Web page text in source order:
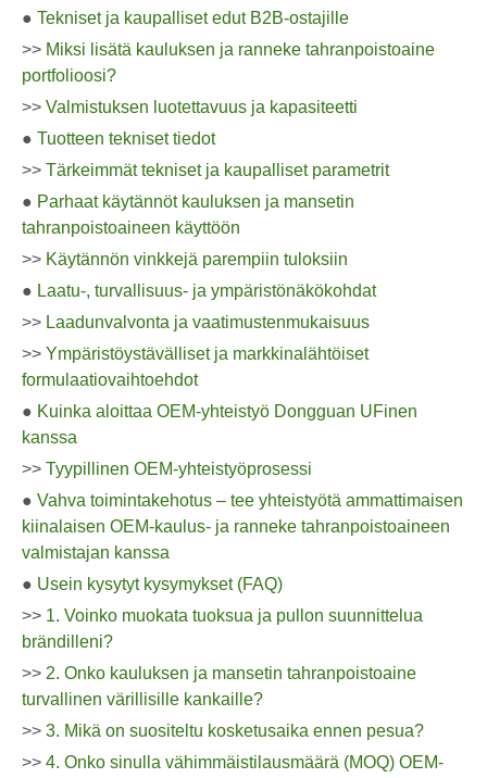
● Tekniset ja kaupalliset edut B2B-ostajille
>> Miksi lisätä kauluksen ja ranneke tahranpoistoaine
portfolioosi?
>> Valmistuksen luotettavuus ja kapasiteetti
● Tuotteen tekniset tiedot
>> Tärkeimmät tekniset ja kaupalliset parametrit
● Parhaat käytännöt kauluksen ja mansetin
tahranpoistoaineen käyttöön
>> Käytännön vinkkejä parempiin tuloksiin
● Laatu-, turvallisuus- ja ympäristönäkökohdat
>> Laadunvalvonta ja vaatimustenmukaisuus
>> Ympäristöystävälliset ja markkinalähtöiset
formulaatiovaihtoehdot
● Kuinka aloittaa OEM-yhteistyö Dongguan UFinen
kanssa
>> Tyypillinen OEM-yhteistyöprosessi
● Vahva toimintakehotus – tee yhteistyötä ammattimaisen
kiinalaisen OEM-kaulus- ja ranneke tahranpoistoaineen
valmistajan kanssa
● Usein kysytyt kysymykset (FAQ)
>> 1. Voinko muokata tuoksua ja pullon suunnittelua
brändilleni?
>> 2. Onko kauluksen ja mansetin tahranpoistoaine
turvallinen värillisille kankaille?
>> 3. Mikä on suositeltu kosketusaika ennen pesua?
>> 4. Onko sinulla vähimmäistilausmäärä (MOQ) OEM-